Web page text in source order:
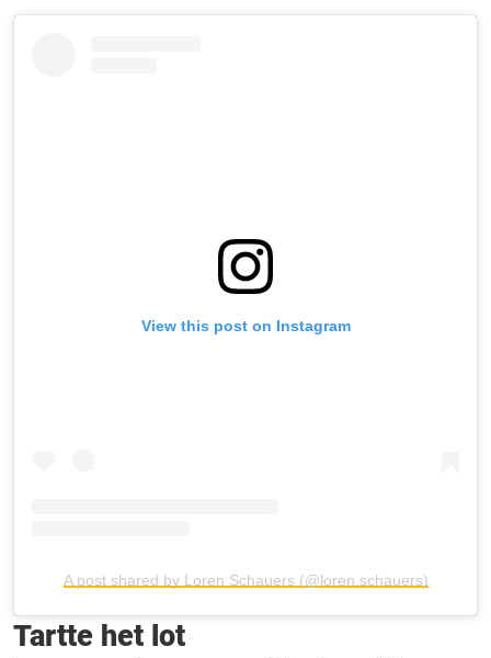
View this post on Instagram
A post shared by Loren Schauers (@loren.schauers)
Tartte het lot